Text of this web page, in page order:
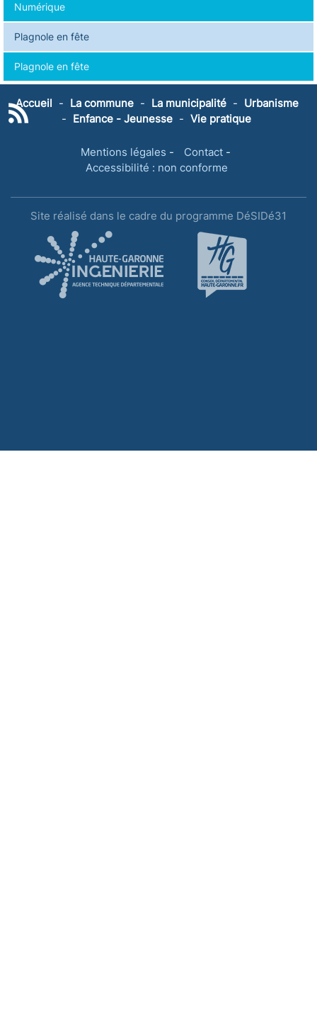
Numérique
Plagnole en fête
Plagnole en fête
Accueil - La commune - La municipalité - Urbanisme
- Enfance - Jeunesse - Vie pratique
Mentions légales - Contact-
Accessibilité : non conforme
Site réalisé dans le cadre du programme DéSIDé31